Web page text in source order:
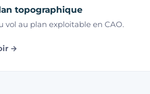
topographique
vol au plan exploitable en CAO.
→